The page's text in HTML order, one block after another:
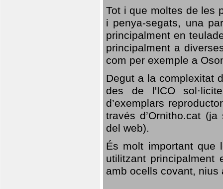
Tot i que moltes de les
i penya-segats, una
principalment en
principalment a
com per exemple a
Degut a la complexitat
des de l'ICO
d’exemplars
través d’Ornitho.cat
del web).
És molt important que
utilitzant
amb ocells covant,